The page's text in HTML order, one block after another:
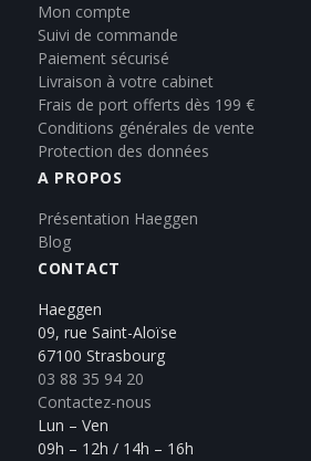
Mon compte
Suivi de commande
Paiement sécurisé
Livraison à votre cabinet
Frais de port offerts dès 199 €
Conditions générales de vente
Protection des données
A PROPOS
Présentation Haeggen
Blog
CONTACT
Haeggen
09, rue Saint-Aloïse
67100 Strasbourg
03 88 35 94 20
Contactez-nous
Lun – Ven
09h – 12h / 14h – 16h